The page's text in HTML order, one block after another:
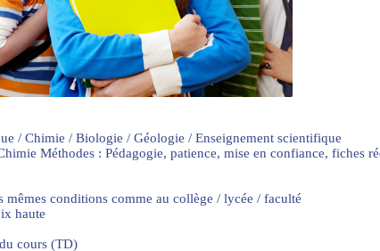
/ Chimie / Biologie / Géologie / Enseignement scientifique
Méthodes : Pédagogie, patience, mise en confiance, fiches
mêmes conditions comme au collège / lycée / faculté
haute
cours (TD)